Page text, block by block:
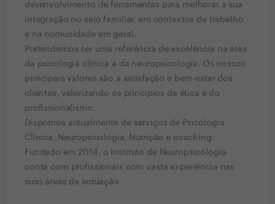
desenvolvimento de ferramentas para melhorar a sua
integração no seio familiar, em contextos de trabalho
e na comunidade em geral.
Pretendemos ser uma referência de excelência na área
da psicologia clínica e da neuropsicologia. Os nossos
principais valores são a satisfação e bem-estar dos
clientes, valorizando os princípios da ética e do
profissionalismo.
Dispomos actualmente de serviços de Psicologia
Clínica, Neuropsicologia, Nutrição e coaching.
Fundado em 2014, o Instituto de Neuropsicologia
conta com profissionais com vasta experiência nas
suas áreas de actuação